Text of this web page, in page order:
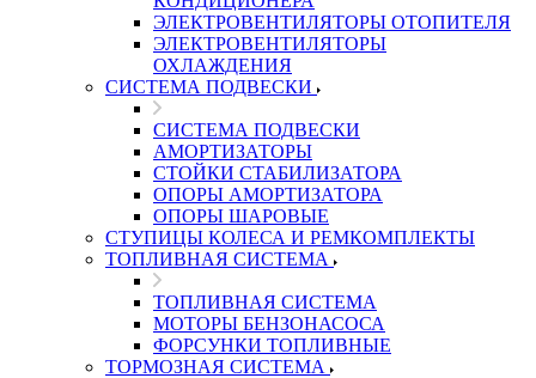
ЭЛЕКТРОВЕНТИЛЯТОРЫ ОТОПИТЕЛЯ
ЭЛЕКТРОВЕНТИЛЯТОРЫ
ОХЛАЖДЕНИЯ
СИСТЕМА ПОДВЕСКИ
СИСТЕМА ПОДВЕСКИ
АМОРТИЗАТОРЫ
СТОЙКИ СТАБИЛИЗАТОРА
ОПОРЫ АМОРТИЗАТОРА
ОПОРЫ ШАРОВЫЕ
СТУПИЦЫ КОЛЕСА И РЕМКОМПЛЕКТЫ
ТОПЛИВНАЯ СИСТЕМА
ТОПЛИВНАЯ СИСТЕМА
МОТОРЫ БЕНЗОНАСОСА
ФОРСУНКИ ТОПЛИВНЫЕ
ТОРМОЗНАЯ СИСТЕМА